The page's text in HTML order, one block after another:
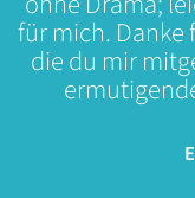
für mich. Danke
die du mir